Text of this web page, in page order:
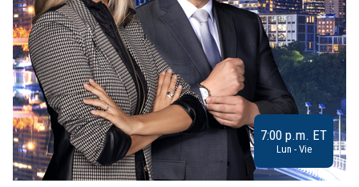
7:00 p.m. ET
Lun - Vie